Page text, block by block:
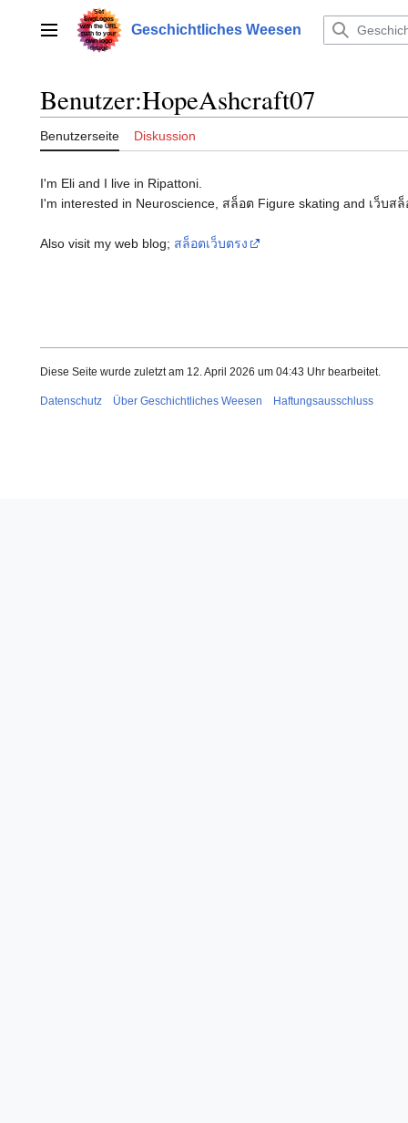
springenHauptmenü Geschichtliches Weesen
Benutzer:HopeAshcraft07
Benutzerseite Diskussion
I'm Eli and I live in Ripattoni.
I'm interested in Neuroscience, สล็อต Figure skating and เว็บส
Also visit my web blog; สล็อตเว็บตรง
Diese Seite wurde zuletzt am 12. April 2026 um 04:43 Uhr bearbeitet.
Datenschutz Über Geschichtliches Weesen Haftungsausschluss